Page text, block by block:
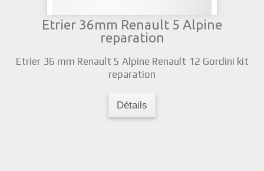
Etrier 36mm Renault 5 Alpine
reparation
Etrier 36 mm Renault 5 Alpine Renault 12 Gordini kit
reparation
Détails